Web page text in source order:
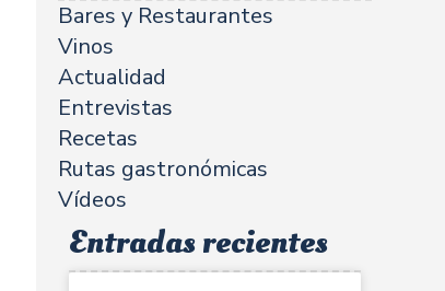
Bares y Restaurantes
Vinos
Actualidad
Entrevistas
Recetas
Rutas gastronómicas
Vídeos
Entradas recientes